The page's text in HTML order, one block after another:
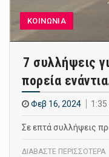
ΚΟΙΝΩΝΙΑ
7 συλλήψεις
πορεία
Φεβ 16, 2024
Σε επτά συλλήψεις
ΔΙΑΒΑΣΤΕ ΠΕΡΙΣΣΟΤΕΡΑ